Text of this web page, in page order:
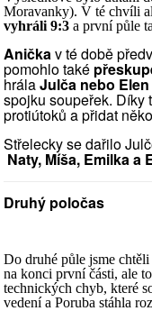
Moravanky). V té chvíli
vyhráli 9:3 a první půle
Aničkav té době
pomohlo také
hrálaJulča nebo Elen
spojku soupeřek. Díky
protiútoků a přidat
Střelecky se dařilo
Naty, Míša, Emilka a
Druhý poločas
Do druhé půle jsme
na konci první části, ale
technických chyb, které
vedení a Poruba stáhla